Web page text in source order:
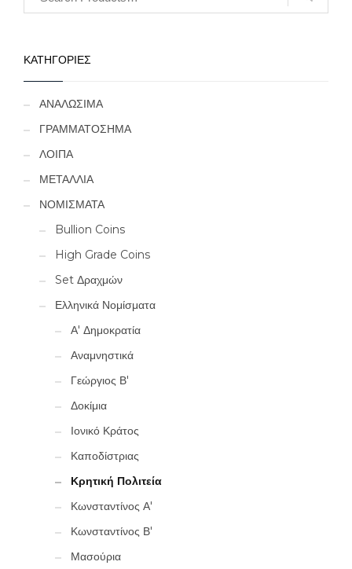
ΚΑΤΗΓΟΡΙΕΣ
ΑΝΑΛΩΣΙΜΑ
ΓΡΑΜΜΑΤΟΣΗΜΑ
ΛΟΙΠΑ
ΜΕΤΑΛΛΙΑ
ΝΟΜΙΣΜΑΤΑ
Bullion Coins
High Grade Coins
Set Δραχμών
Ελληνικά Νομίσματα
Α' Δημοκρατία
Αναμνηστικά
Γεώργιος Β'
Δοκίμια
Ιονικό Κράτος
Καποδίστριας
Κρητική Πολιτεία
Κωνσταντίνος Α'
Κωνσταντίνος Β'
Μασούρια